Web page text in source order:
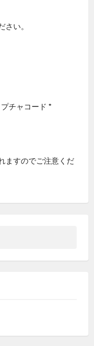
さい。
チャコード *
ますのでご注意くだ